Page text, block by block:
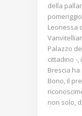
della
Leonessa
Palazzo
cittadino -,
Brescia ha
Bono, il
non solo,